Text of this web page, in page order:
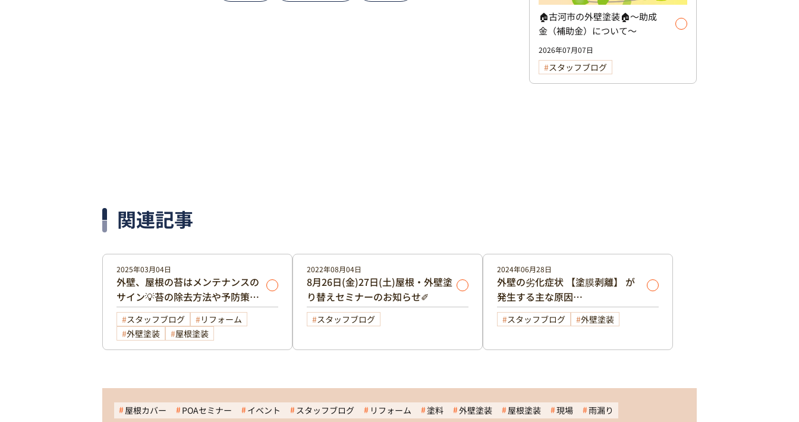
🏠古河市の外壁塗装🏠～助成
金（補助金）について～
2026年07月07日
スタッフブログ
関連記事
2025年03月04日
外壁、屋根の苔はメンテナンスの
サイン💡苔の除去方法や予防策も
解説いたします❗
スタッフブログ
リフォーム
外壁塗装
屋根塗装
2022年08月04日
8月26日(金)27日(土)屋根・外壁塗
り替えセミナーのお知らせ✐
スタッフブログ
2024年06月28日
外壁の劣化症状 【塗膜剥離】 が
発生する主な原因…
スタッフブログ 外壁塗装
屋根カバー POAセミナー イベント スタッフブログ リフォーム 塗料 外壁塗装 屋根塗装 現場 雨漏り